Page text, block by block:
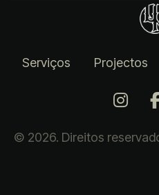
Serviços Projectos
© 2026. Direitos